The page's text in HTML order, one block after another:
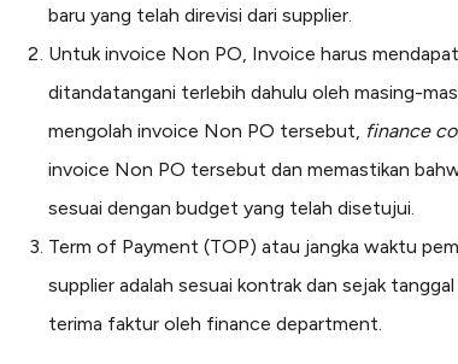
baru yang telah direvisi dari supplier.
Untuk invoice Non PO, Invoice harus
ditandatangani terlebih dahulu oleh masing-
mengolah invoice Non PO tersebut, finance
invoice Non PO tersebut dan memastikan
sesuai dengan budget yang telah disetujui.
Term of Payment (TOP) atau jangka waktu
supplier adalah sesuai kontrak dan sejak
terima faktur oleh finance department.